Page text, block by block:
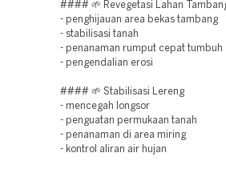
#### 🌱 Revegetasi Lahan
- penghijauan area bekas tambang
- stabilisasi tanah
- penanaman rumput cepat tumbuh
- pengendalian erosi
#### 🌱 Stabilisasi Lereng
- mencegah longsor
- penguatan permukaan tanah
- penanaman di area miring
- kontrol aliran air hujan